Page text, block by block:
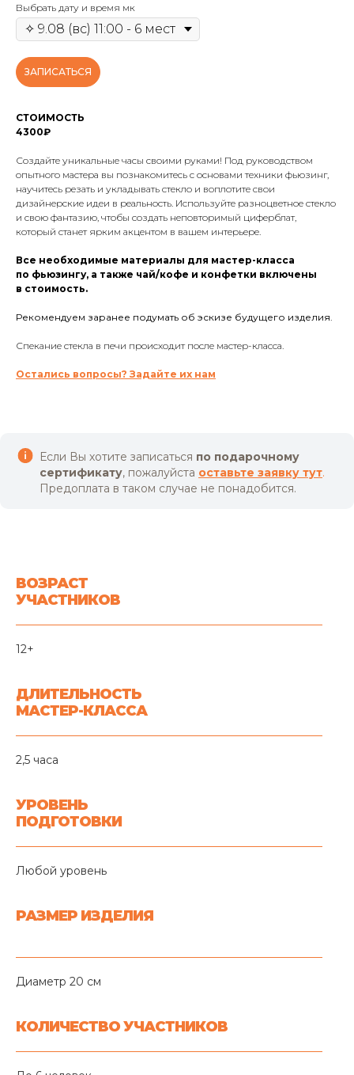
Выбрать дату и время мк
ЗАПИСАТЬСЯ
СТОИМОСТЬ
4300₽
Создайте уникальные часы своими руками! Под руководством
опытного мастера вы познакомитесь с основами техники фьюзинг,
научитесь резать и укладывать стекло и воплотите свои
дизайнерские идеи в реальность. Используйте разноцветное стекло
и свою фантазию, чтобы создать неповторимый циферблат,
который станет ярким акцентом в вашем интерьере.
Все необходимые материалы для мастер-класса
по фьюзингу, а также чай/кофе и конфетки включены
в стоимость.
Рекомендуем заранее подумать об эскизе будущего изделия.
Спекание стекла в печи происходит после мастер-класса.
Остались вопросы? Задайте их нам
Если Вы хотите записаться по подарочному
сертификату, пожалуйста оставьте заявку тут.
Предоплата в таком случае не понадобится.
ВОЗРАСТ
УЧАСТНИКОВ
12+
ДЛИТЕЛЬНОСТЬ
МАСТЕР-КЛАССА
2,5 часа
УРОВЕНЬ
ПОДГОТОВКИ
Любой уровень
РАЗМЕР ИЗДЕЛИЯ
Диаметр 20 см
КОЛИЧЕСТВО УЧАСТНИКОВ